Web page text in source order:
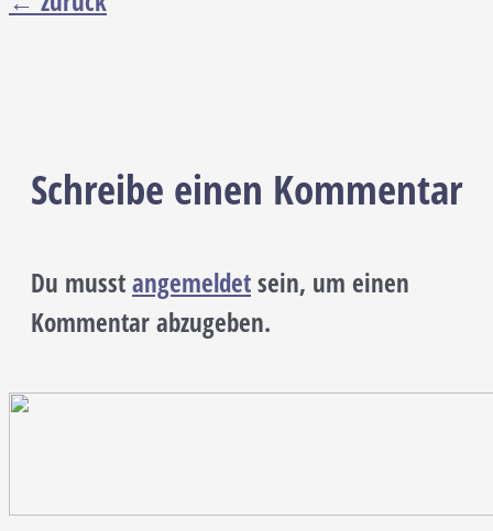
Schreibe einen Kommentar
Du musstangemeldetsein, um einen
Kommentar abzugeben.